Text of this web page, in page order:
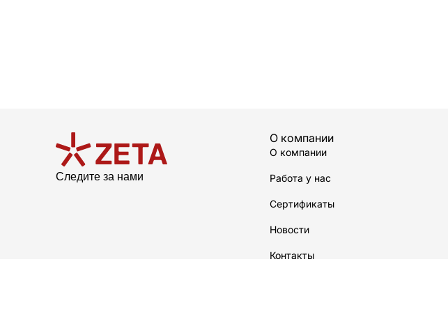
Следите за нами
О компании
О компании
Работа у нас
Сертификаты
Новости
Контакты